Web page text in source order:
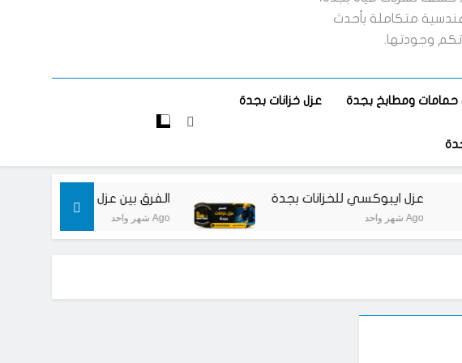
هندسية متكاملة بأحدث
وجودتها.
حمامات ومطابخ بجدة عزل خزانات بجدة
عزل ايبوكسي للخزانات بجدة
شهر واحد Ago
الفرق بين عزل الخزانات الأرضية
شهر واحد Ago